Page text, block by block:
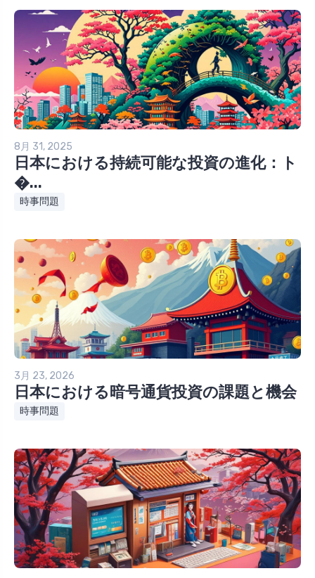
8月 31, 2025
日本における持続可能な投資の進化：ト
�...
時事問題
3月 23, 2026
日本における暗号通貨投資の課題と機会
時事問題